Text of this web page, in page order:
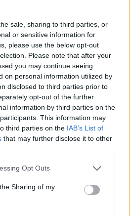
sale, sharing to third parties, or
or sensitive information for
please use the below opt-out
Please note that after your
you may continue seeing
on personal information utilized by
disclosed to third parties prior to
opt-out of the further
information by third parties on the
This information may
third parties on the IAB’s List of
that may further disclose it to other
Opt Outs
Sharing of my